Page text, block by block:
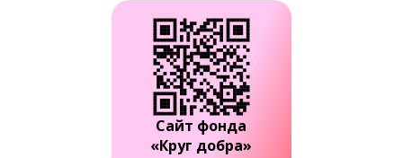
Сайт фонда
«Круг добра»